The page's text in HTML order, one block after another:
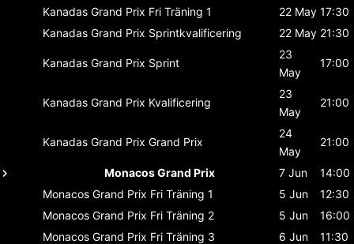
Kanadas Grand Prix Fri Träning 1 22 May 17:30
Kanadas Grand Prix Sprintkvalificering 22 May 21:30
Kanadas Grand Prix Sprint
23
May
17:00
Kanadas Grand Prix Kvalificering
23
May
21:00
Kanadas Grand Prix Grand Prix
24
May
21:00
Monacos Grand Prix 7 Jun
14:00
Monacos Grand Prix Fri Träning 1 5 Jun
12:30
Monacos Grand Prix Fri Träning 2 5 Jun
16:00
Monacos Grand Prix Fri Träning 3 6 Jun
11:30